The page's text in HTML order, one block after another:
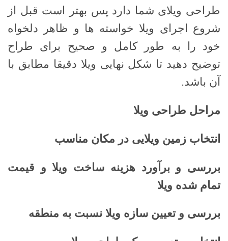
طراحی ویلای شما دارد پس بهتر است قبل از
شروع اجرای ویلا خواسته ها و ظاهر دلخواه
خود را به طور کامل و صحیح برای طراح
توضیح دهید تا شکل نهایی ویلا دقیقا مطابق با
آن باشد.
مراحل طراحی ویلا
انتخاب زمین ویلایی در مکان مناسب
بررسی و برآورد هزینه ساخت ویلا و قیمت
تمام شده ویلا
بررسی و تعیین سازه ویلا نسبت به منطقه